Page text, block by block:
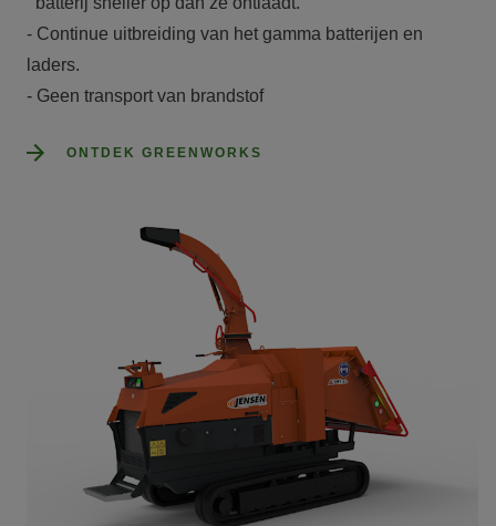
- Continue uitbreiding van het gamma batterijen en
laders.
- Geen transport van brandstof
ONTDEK GREENWORKS